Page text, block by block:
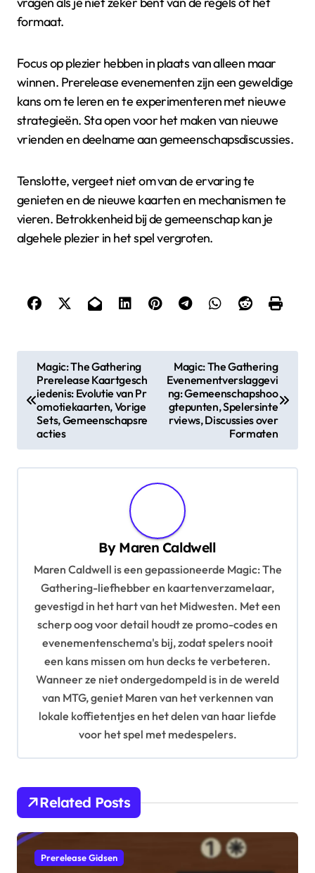
formaat.
Focus op plezier hebben in plaats van alleen maar
winnen. Prerelease evenementen zijn een geweldige
kans om te leren en te experimenteren met nieuwe
strategieën. Sta open voor het maken van nieuwe
vrienden en deelname aan gemeenschapsdiscussies.
Tenslotte, vergeet niet om van de ervaring te
genieten en de nieuwe kaarten en mechanismen te
vieren. Betrokkenheid bij de gemeenschap kan je
algehele plezier in het spel vergroten.
n
Magic: The Gathering
Prerelease Kaartgesch
iedenis: Evolutie van Pr
omotiekaarten, Vorige
Sets, Gemeenschapsre
acties
Magic: The Gathering
Evenementverslaggevi
ng: Gemeenschapshoo
gtepunten, Spelersinte
rviews, Discussies over
Formaten
By Maren Caldwell
Maren Caldwell is een gepassioneerde Magic: The
Gathering-liefhebber en kaartenverzamelaar,
gevestigd in het hart van het Midwesten. Met een
scherp oog voor detail houdt ze promo-codes en
evenementenschema's bij, zodat spelers nooit
een kans missen om hun decks te verbeteren.
Wanneer ze niet ondergedompeld is in de wereld
van MTG, geniet Maren van het verkennen van
lokale koffietentjes en het delen van haar liefde
voor het spel met medespelers.
Related Posts
Prerelease Gidsen